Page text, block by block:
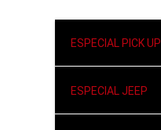
ESPECIAL PICK UP
ESPECIAL JEEP